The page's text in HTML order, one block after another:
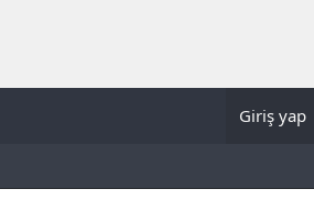
Giriş yap